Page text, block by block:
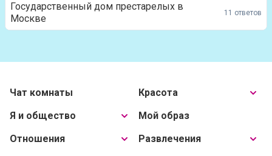
Государственный дом престарелых в
Москве
11 ответов
Чат комнаты
Я и общество
Отношения
Красота
Мой образ
Развлечения